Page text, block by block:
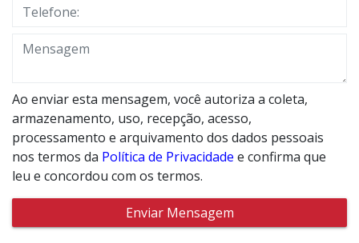
Ao enviar esta mensagem, você autoriza a coleta,
armazenamento, uso, recepção, acesso,
processamento e arquivamento dos dados pessoais
nos termos da Política de Privacidade e confirma que
leu e concordou com os termos.
Enviar Mensagem